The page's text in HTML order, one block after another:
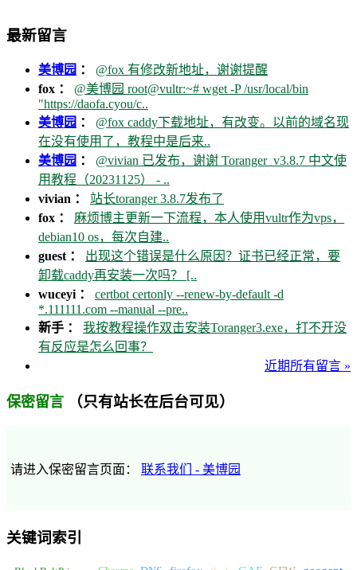
最新留言
美博园 ： @fox 有修改新地址，谢谢提醒
fox ： @美博园 root@vultr:~# wget -P /usr/local/bin
"https://daofa.cyou/c..
美博园 ： @fox caddy下载地址，有改变。以前的域名现
在没有使用了，教程中是后来..
美博园 ： @vivian 已发布，谢谢 Toranger_v3.8.7 中文使
用教程（20231125） - ..
vivian ： 站长toranger 3.8.7发布了
fox ： 麻烦博主更新一下流程，本人使用vultr作为vps，
debian10 os，每次自建..
guest ： 出现这个错误是什么原因？证书已经正常，要
卸载caddy再安装一次吗？ [..
wuceyi ： certbot certonly --renew-by-default -d
*.111111.com --manual --pre..
新手 ： 我按教程操作双击安装Toranger3.exe，打不开没
有反应是怎么回事？
近期所有留言 »
保密留言 （只有站长在后台可见）
请进入保密留言页面： 联系我们 - 美博园
关键词索引